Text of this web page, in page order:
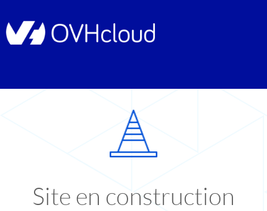
Site en construction